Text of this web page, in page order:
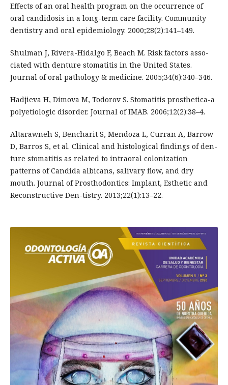
Effects of an oral health program on the occurrence of
oral candidosis in a long-term care facility. Community
dentistry and oral epidemiology. 2000;28(2):141–149.
Shulman J, Rivera-Hidalgo F, Beach M. Risk factors asso-
ciated with denture stomatitis in the United States.
Journal of oral pathology & medicine. 2005;34(6):340–346.
Hadjieva H, Dimova M, Todorov S. Stomatitis prosthetica-a
polyetiologic disorder. Journal of IMAB. 2006;12(2):38–4.
Altarawneh S, Bencharit S, Mendoza L, Curran A, Barrow
D, Barros S, et al. Clinical and histological findings of den-
ture stomatitis as related to intraoral colonization
patterns of Candida albicans, salivary flow, and dry
mouth. Journal of Prosthodontics: Implant, Esthetic and
Reconstructive Den-tistry. 2013;22(1):13–22.